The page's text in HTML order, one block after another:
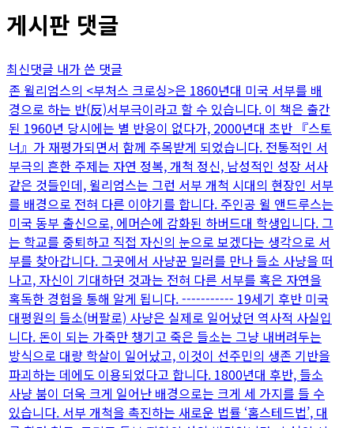
게시판 댓글
최신댓글 내가 쓴 댓글
존 윌리엄스의 <부처스 크로싱>은 1860년대 미국 서부를 배
경으로 하는 반(反)서부극이라고 할 수 있습니다. 이 책은 출간
된 1960년 당시에는 별 반응이 없다가, 2000년대 초반 『스토
너』가 재평가되면서 함께 주목받게 되었습니다. 전통적인 서
부극의 흔한 주제는 자연 정복, 개척 정신, 남성적인 성장 서사
같은 것들인데, 윌리엄스는 그런 서부 개척 시대의 현장인 서부
를 배경으로 전혀 다른 이야기를 합니다. 주인공 윌 앤드루스는
미국 동부 출신으로, 에머슨에 감화된 하버드대 학생입니다. 그
는 학교를 중퇴하고 직접 자신의 눈으로 보겠다는 생각으로 서
부를 찾아갑니다. 그곳에서 사냥꾼 밀러를 만나 들소 사냥을 떠
나고, 자신이 기대하던 것과는 전혀 다른 서부를 혹은 자연을
혹독한 경험을 통해 알게 됩니다. ----------- 19세기 후반 미국
대평원의 들소(버팔로) 사냥은 실제로 일어났던 역사적 사실입
니다. 돈이 되는 가죽만 챙기고 죽은 들소는 그냥 내버려두는
방식으로 대량 학살이 일어났고, 이것이 선주민의 생존 기반을
파괴하는 데에도 이용되었다고 합니다. 1800년대 후반, 들소
사냥 붐이 더욱 크게 일어난 배경으로는 크게 세 가지를 들 수
있습니다. 서부 개척을 촉진하는 새로운 법률 ‘홈스테드법’, 대